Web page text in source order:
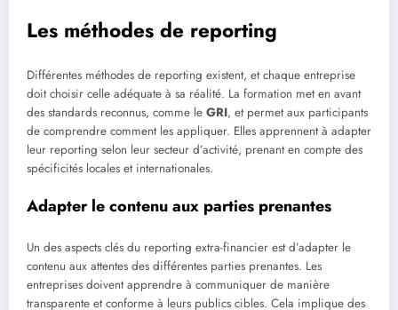
Les méthodes de reporting
Différentes méthodes de reporting existent, et chaque entreprise
doit choisir celle adéquate à sa réalité. La formation met en avant
des standards reconnus, comme le GRI, et permet aux participants
de comprendre comment les appliquer. Elles apprennent à adapter
leur reporting selon leur secteur d’activité, prenant en compte des
spécificités locales et internationales.
Adapter le contenu aux parties prenantes
Un des aspects clés du reporting extra-financier est d’adapter le
contenu aux attentes des différentes parties prenantes. Les
entreprises doivent apprendre à communiquer de manière
transparente et conforme à leurs publics cibles. Cela implique des